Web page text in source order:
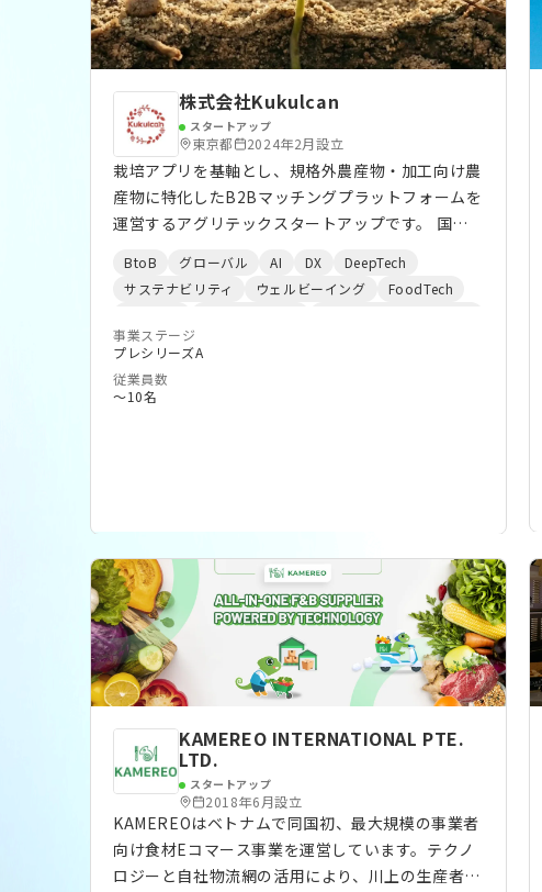
し、POSを"記録する箱"から"経営を相談できる相
棒"へと進化させています。
株式会社Kukulcan
スタートアップ
東京都 2024年2月設立
栽培アプリを基軸とし、規格外農産物・加工向け農
産物に特化したB2Bマッチングプラットフォームを
運営するアグリテックスタートアップです。 国内
棄・安値処分されている一方、食品加工業者・外食
チェーン・給食事業者は安定した加工原料の調達先
確保に課題を抱えています。当社はこの需給の非効
率なマッチングを解消し、農家の収益向上とフード
ロス削減を同時に実現します。 2025年1月にプレシ
リーズAファーストクローズを完了。現在セカンド
BtoB グローバル AI DX
DeepTech
サステナビリティ
ウェルビーイング
FoodTech
事業ステージ
プレシリーズA
従業員数
〜10名
KAMEREO INTERNATIONAL PTE.
LTD.
スタートアップ
2018年6月設立
KAMEREOはベトナムで同国初、最大規模の事業者
向け食材Eコマース事業を運営しています。テクノ
ロジーと自社物流網の活用により、川上の生産者と